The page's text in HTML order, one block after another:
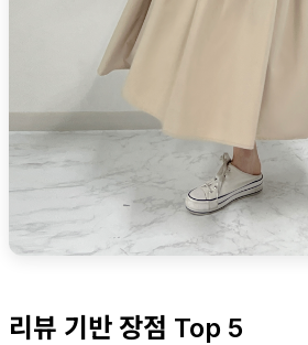
리뷰 기반 장점 Top 5